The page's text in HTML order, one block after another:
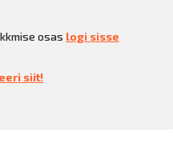
osas logi sisse
siit!